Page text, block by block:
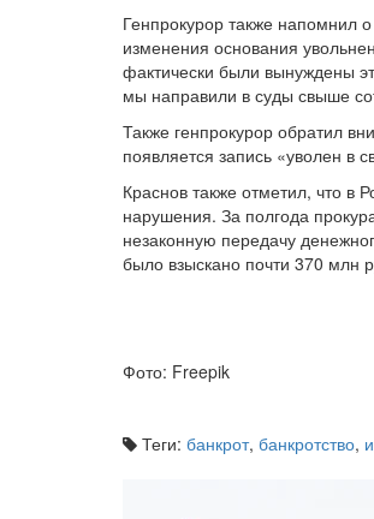
Генпрокурор также напомнил
изменения основания
фактически были вынуждены
мы направили в суды свыше
Также генпрокурор обратил
появляется запись «уволен в
Краснов также отметил, что в
нарушения. За полгода
незаконную передачу
было взыскано почти 370 млн
Фото: Freepik
Теги: банкрот, банкротство,